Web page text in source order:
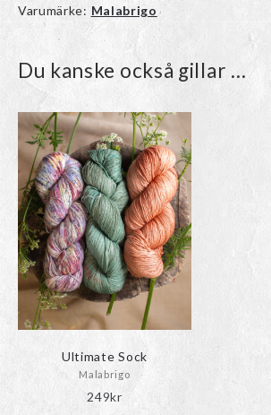
Varumärke: Malabrigo
Du kanske också gillar …
Ultimate Sock
Malabrigo
249kr